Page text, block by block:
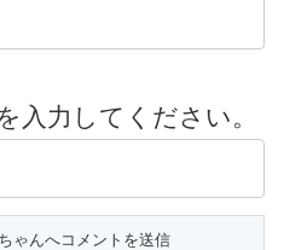
入力してください。